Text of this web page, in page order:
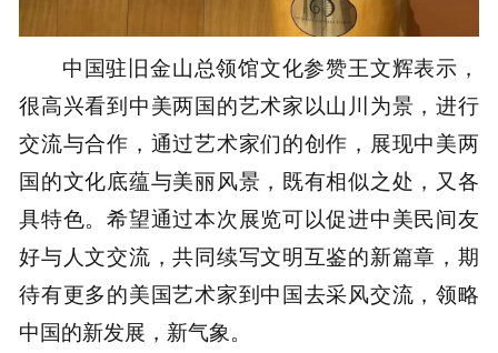
中国驻旧金山总领馆文化参赞王文辉表示，
很高兴看到中美两国的艺术家以山川为景，进行
交流与合作，通过艺术家们的创作，展现中美两
国的文化底蕴与美丽风景，既有相似之处，又各
具特色。希望通过本次展览可以促进中美民间友
好与人文交流，共同续写文明互鉴的新篇章，期
待有更多的美国艺术家到中国去采风交流，领略
中国的新发展，新气象。